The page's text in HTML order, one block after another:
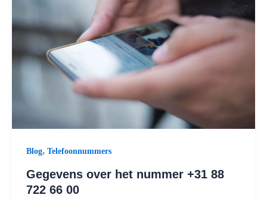
Blog, Telefoonnummers
Gegevens over het nummer +31 88
722 66 00